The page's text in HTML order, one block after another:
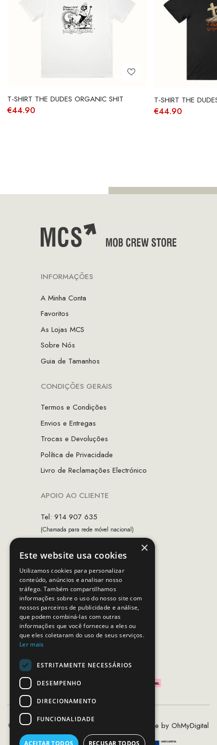
T-SHIRT THE DUDES ORGANIC SHIT
€44.90
T-SHIRT THE
€44.90
INFORMAÇÕES
A Minha Conta
Favoritos
As Lojas MCS
Sobre Nós
Guia de Tamanhos
CONDIÇÕES GERAIS
Termos e Condições
Envios e Entregas
Trocas e Devoluções
Política de Privacidade
Livro de Reclamações Electrónico
APOIO AO CLIENTE
Tel: 914 907 635
(Chamada para rede móvel nacional)
Horário de contacto:
Dias úteis das 10h as 19h
SEGUE-NOS
PAGAMENTOS SEGUROS
©2020 - 2026 MCS - Mob Crew Store | Made by OhMyDigital
×
Este website usa cookies
Utilizamos cookies para personalizar
conteúdo, anúncios e analisar nosso
tráfego. Também compartilhamos
informações sobre o uso do nosso site com
nossos parceiros de publicidade e análise,
que podem combiná-las com outras
informações que você forneceu a eles ou
que eles coletaram do uso de seus serviços.
Ler mais
ESTRITAMENTE NECESSÁRIOS
DESEMPENHO
DIRECIONAMENTO
FUNCIONALIDADE
ACEITAR TODOS RECUSAR TODOS